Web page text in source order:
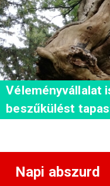
Véleményvállalat
beszűkülést
Napi abszurd